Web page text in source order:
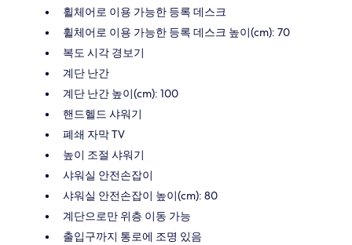
휠체어로 이용 가능한 등록 데스크
휠체어로 이용 가능한 등록 데스크 높이(cm): 70
복도 시각 경보기
계단 난간
계단 난간 높이(cm): 100
핸드헬드 샤워기
폐쇄 자막 TV
높이 조절 샤워기
샤워실 안전손잡이
샤워실 안전손잡이 높이(cm): 80
계단으로만 위층 이동 가능
출입구까지 통로에 조명 있음